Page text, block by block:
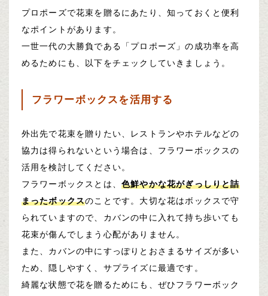
プロポーズで花束を贈るにあたり、知っておくと便利
なポイントがあります。
一世一代の大勝負である「プロポーズ」の成功率を高
めるためにも、以下をチェックしていきましょう。
フラワーボックスを活用する
外出先で花束を贈りたい、レストランやホテルなどの
協力は得られないという場合は、フラワーボックスの
活用を検討してください。
フラワーボックスとは、色鮮やかな花がぎっしりと詰
まったボックスのことです。大切な花はボックスで守
られていますので、カバンの中に入れて持ち歩いても
花束が傷んでしまう心配がありません。
また、カバンの中にすっぽりとおさまるサイズが多い
ため、隠しやすく、サプライズに最適です。
綺麗な状態で花を贈るためにも、ぜひフラワーボック